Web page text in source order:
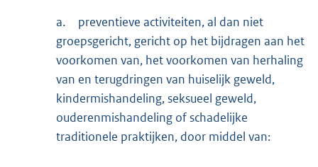
a.
preventieve activiteiten, al dan niet
groepsgericht, gericht op het bijdragen aan het
voorkomen van, het voorkomen van herhaling
van en terugdringen van huiselijk geweld,
kindermishandeling, seksueel geweld,
ouderenmishandeling of schadelijke
traditionele praktijken, door middel van: